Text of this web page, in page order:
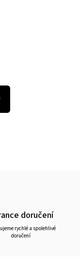
doručení
rychlé a spolehlivé
doručení